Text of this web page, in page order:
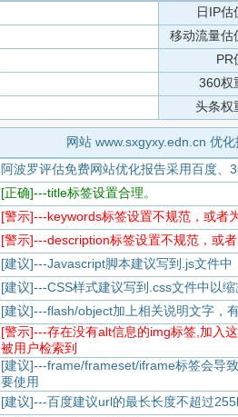
日IP估
移动流量估
PR
360权
头条权
网站 www.sxgyxy.edn.cn 优
阿波罗评估免费网站优化报告采用百度、
[正确]---title标签设置合理。
[警示]---keywords标签设置不规范，或者
[警示]---description标签设置不规范，或
[建议]---Javascript脚本建议写到.js文件中
[建议]---CSS样式建议写到.css文件中以
[建议]---flash/object加上相关说明文字，
[警示]---存在没有alt信息的img标签,加入
被用户检索到
[建议]---frame/frameset/iframe标签会导
要使用
[建议]---百度建议url的最长长度不超过